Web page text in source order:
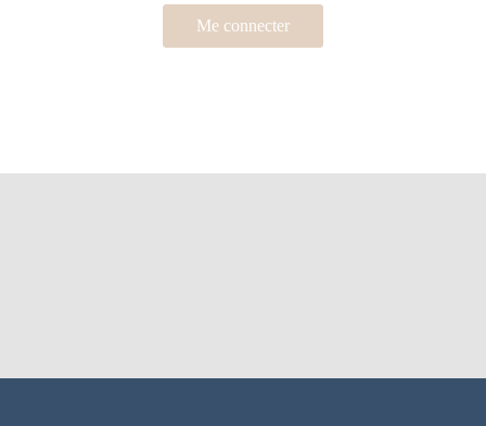
Me connecter